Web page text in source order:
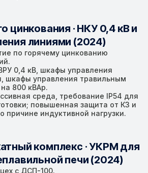
цинкования · НКУ 0,4 кВ и
линиями (2024)
по горячему цинкованию
0,4 кВ, шкафы управления
шкафы управления травильным
800 кВАр.
среда, требование IP54 для
повышенная защита от КЗ и
причине индуктивной нагрузки.
комплекс · УКРМ для
печи (2024)
с ДСП-100.